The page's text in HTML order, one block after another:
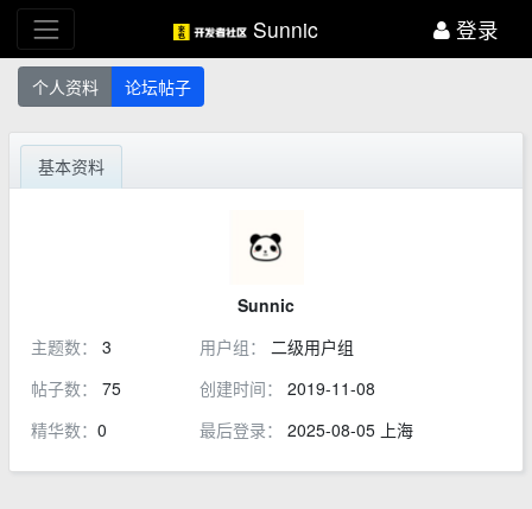
Sunnic 登录
个人资料 论坛帖子
基本资料
Sunnic
主题数： 3
帖子数： 75
精华数： 0
用户组：
二级用户组
创建时间： 2019-11-08
最后登录： 2025-08-05 上海